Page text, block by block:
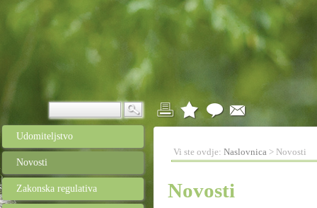
Udomiteljstvo
Novosti
Zakonska regulativa
Vi ste ovdje: Naslovnica > Novosti
Novosti